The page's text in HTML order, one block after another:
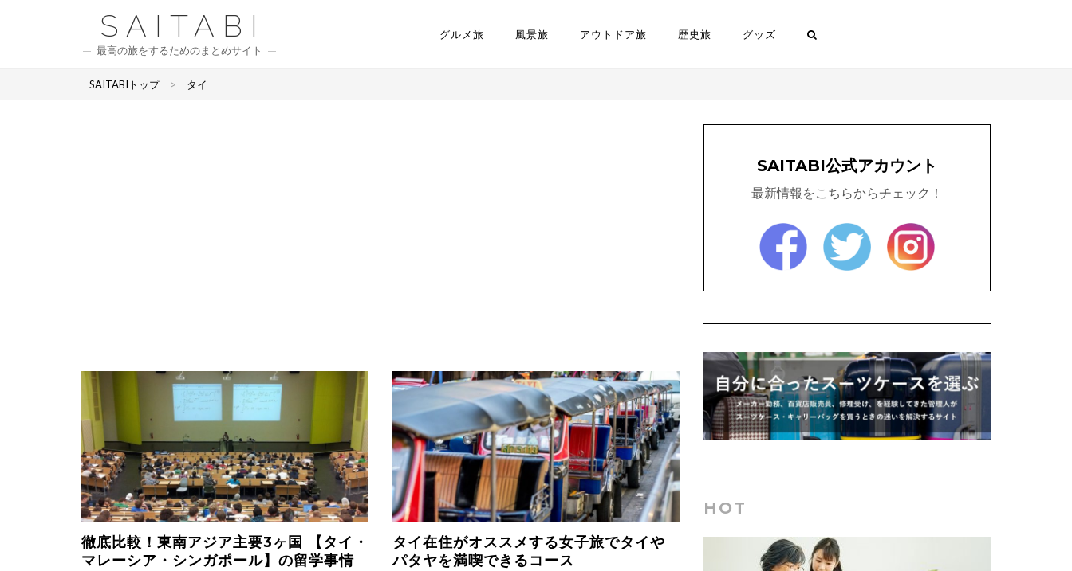
SAITABI
最高の旅をするためのまとめサイト
グルメ旅 風景旅 アウトドア旅 歴史旅 グッズ
SAITABIトップ > タイ
徹底比較！東南アジア主要3ヶ国 【タイ・
マレーシア・シンガポール】の留学事情
タイ在住がオススメする女子旅でタイや
パタヤを満喫できるコース
SAITABI公式アカウント
最新情報をこちらからチェック！
HOT